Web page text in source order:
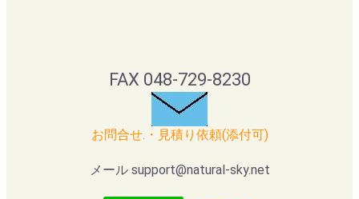
FAX 048-729-8230
お問合せ.・見積り依頼(添付可)
メール support@natural-sky.net